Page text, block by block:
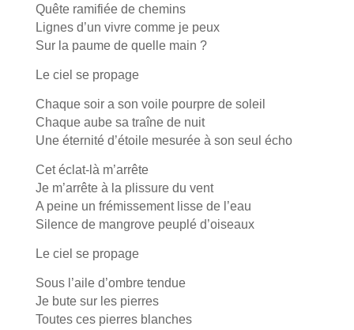
Quête ramifiée de chemins
Lignes d’un vivre comme je peux
Sur la paume de quelle main ?
Le ciel se propage
Chaque soir a son voile pourpre de soleil
Chaque aube sa traîne de nuit
Une éternité d’étoile mesurée à son seul écho
Cet éclat-là m’arrête
Je m’arrête à la plissure du vent
A peine un frémissement lisse de l’eau
Silence de mangrove peuplé d’oiseaux
Le ciel se propage
Sous l’aile d’ombre tendue
Je bute sur les pierres
Toutes ces pierres blanches